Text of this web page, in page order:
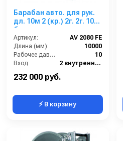
Барабан авто. для рук.
дл. 10м 2 (кр.) 2г. 2г. 10
бар
Артикул:
AV 2080 FE
Длина (мм):
10000
Рабочее давление (бар):
10
Вход:
2 внутренняя резьба
232 000 руб.
⚡ В корзину